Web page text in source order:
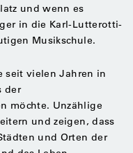
und wenn es
in die Karl-Lutterotti-
Musikschule.
seit vielen Jahren in
der
möchte. Unzählige
und zeigen, dass
und Orten der